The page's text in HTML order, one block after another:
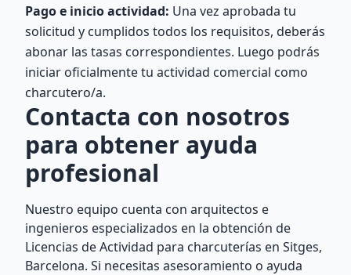
Pago e inicio actividad: Una vez aprobada tu
solicitud y cumplidos todos los requisitos, deberás
abonar las tasas correspondientes. Luego podrás
iniciar oficialmente tu actividad comercial como
charcutero/a.
Contacta con nosotros
para obtener ayuda
profesional
Nuestro equipo cuenta con arquitectos e
ingenieros especializados en la obtención de
Licencias de Actividad para charcuterías en Sitges,
Barcelona. Si necesitas asesoramiento o ayuda